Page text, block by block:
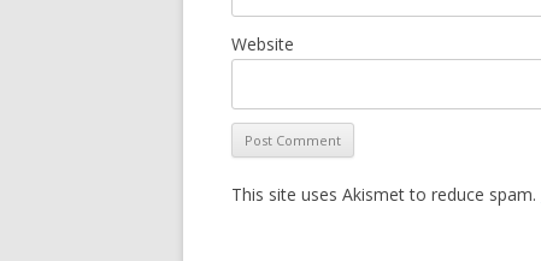
Website
This site uses Akismet to reduce spam.